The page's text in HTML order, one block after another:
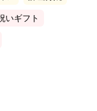
いギフト